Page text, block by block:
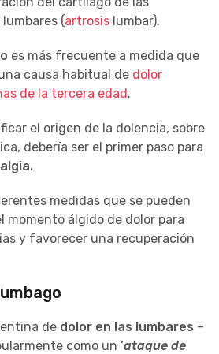
(artrosis lumbar).
es más frecuente a medida que
causa habitual de dolor
de la tercera edad.
el origen de la dolencia, sobre
debería ser el primer paso para
medidas que se pueden
momento álgido de dolor para
y favorecer una recuperación
de dolor en las lumbares –
como un ‘ataque de